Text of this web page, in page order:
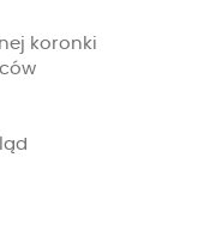
koronki